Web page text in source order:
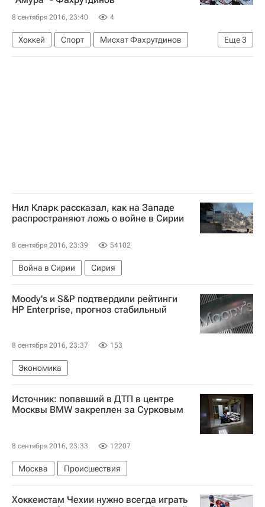
8 сентября 2016, 23:40 4
Еще3
Хоккей Спорт
Мисхат Фахрутдинов
КХЛ 2025-2026
Торпедо Амур
Нил Кларк рассказал, как на Западе
распространяют ложь о войне в Сирии
8 сентября 2016, 23:39 54102
Война в Сирии Сирия
Moody's и S&P подтвердили рейтинги
HP Enterprise, прогноз стабильный
8 сентября 2016, 23:37 153
Экономика
Источник: попавший в ДТП в центре
Москвы BMW закреплен за Сурковым
8 сентября 2016, 23:33 12207
Москва Происшествия
Хоккеистам Чехии нужно всегда играть